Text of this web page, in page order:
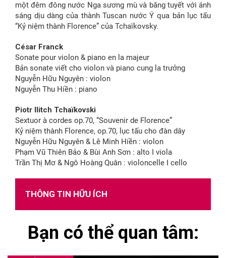
một đêm đông nước Nga sương mù và băng tuyết với ánh
sáng dịu dàng của thành Tuscan nước Ý qua bản lục tấu
“Kỷ niệm thành Florence” của Tchaïkovsky.
César Franck
Sonate pour violon & piano en la majeur
Bản sonate viết cho violon và piano cung la trưởng
Nguyễn Hữu Nguyên : violon
Nguyễn Thu Hiền : piano
Piotr Ilitch Tchaïkovski
Sextuor à cordes op.70, “Souvenir de Florence”
Kỷ niệm thành Florence, op.70, lục tấu cho đàn dây
Nguyễn Hữu Nguyên & Lê Minh Hiền : violon
Phạm Vũ Thiên Bảo & Bùi Anh Sơn : alto I viola
Trần Thị Mơ & Ngô Hoàng Quân : violoncelle I cello
THÔNG TIN HỮU ÍCH
Bạn có thể quan tâm: